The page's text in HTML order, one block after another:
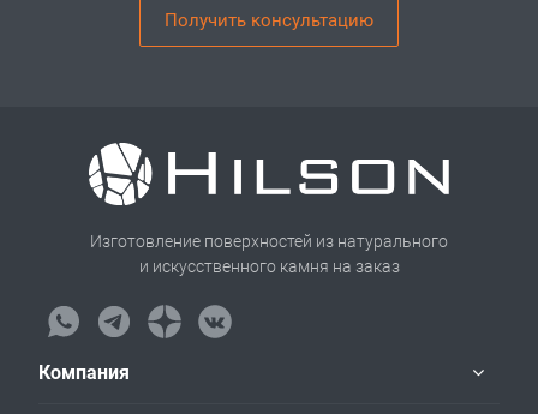
Получить консультацию
Изготовление поверхностей из натурального
и искусственного камня на заказ
Компания